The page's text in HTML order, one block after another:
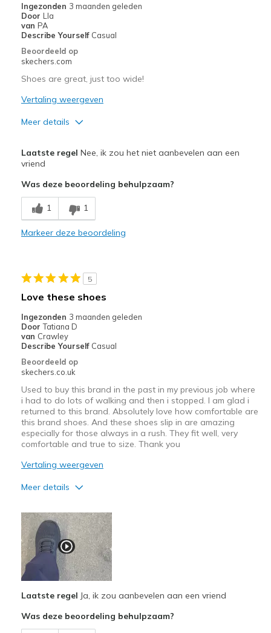
Ingezonden 3 maanden geleden
Door Lla
van PA
Describe Yourself Casual
Beoordeeld op
skechers.com
Shoes are great, just too wide!
Vertaling weergeven
Meer details
Attractive Design
Breathe Well
Durable
Stylish
Casual Wear
Width
Feels too wide
View On Shoes
Shoes are for Wearing
Laatste regel Nee, ik zou het niet aanbevelen aan een
vriend
Was deze beoordeling behulpzaam?
1 1
Markeer deze beoordeling
5
Love these shoes
Ingezonden 3 maanden geleden
Door Tatiana D
van Crawley
Describe Yourself Casual
Beoordeeld op
skechers.co.uk
Used to buy this brand in the past in my previous job where
i had to do lots of walking and then i stopped. I am glad i
returned to this brand. Absolutely love how comfortable are
this brand shoes. And these shoes slip in are amazing
especially for those always in a rush. They fit well, very
comfortable and true to size. Thank you
Vertaling weergeven
Meer details
Attractive Design
Breathe Well
Comfortable
Durable
Stylish
Laatste regel Ja, ik zou aanbevelen aan een vriend
Was deze beoordeling behulpzaam?